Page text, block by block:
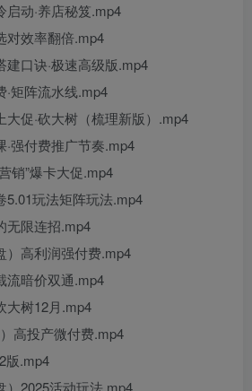
动·养店秘笈.mp4
对效率翻倍.mp4
口诀·极速高级版.mp4
矩阵流水线.mp4
促·砍大树（梳理新版）.mp4
强付费推广节奏.mp4
销”爆卡大促.mp4
5.01玩法矩阵玩法.mp4
无限连招.mp4
）高利润强付费.mp4
流暗价双通.mp4
大树12月.mp4
高投产微付费.mp4
版.mp4
）2025活动玩法.mp4